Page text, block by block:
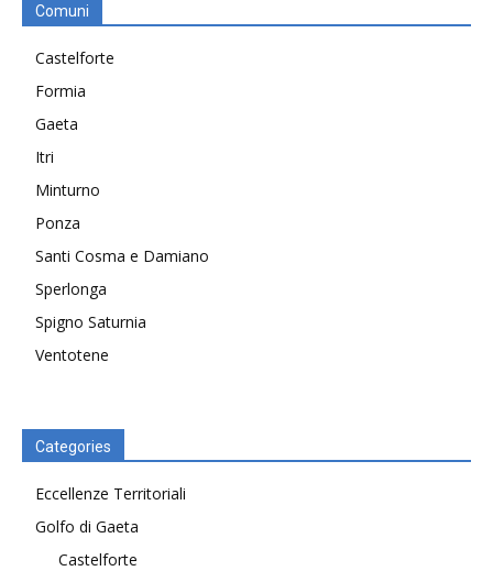
Comuni
Castelforte
Formia
Gaeta
Itri
Minturno
Ponza
Santi Cosma e Damiano
Sperlonga
Spigno Saturnia
Ventotene
Categories
Eccellenze Territoriali
Golfo di Gaeta
Castelforte